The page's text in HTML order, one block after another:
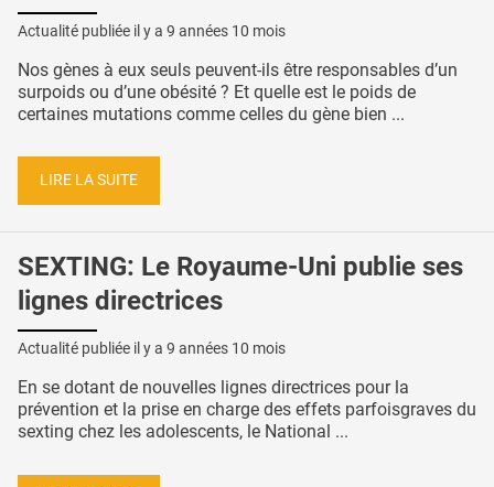
Actualité publiée il y a 9 années 10 mois
Nos gènes à eux seuls peuvent-ils être responsables d’un
surpoids ou d’une obésité ? Et quelle est le poids de
certaines mutations comme celles du gène bien ...
LIRE LA SUITE
SEXTING: Le Royaume-Uni publie ses
lignes directrices
Actualité publiée il y a 9 années 10 mois
En se dotant de nouvelles lignes directrices pour la
prévention et la prise en charge des effets parfoisgraves du
sexting chez les adolescents, le National ...